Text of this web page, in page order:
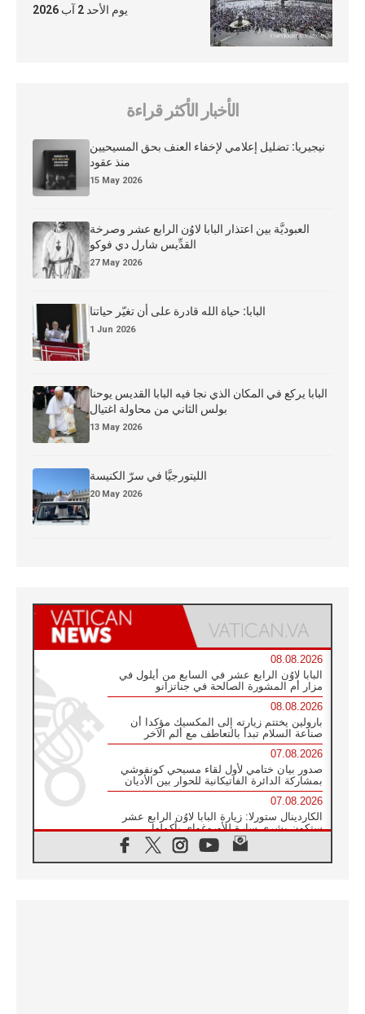
يوم الأحد 2 آب 2026
الأخبار الأكثر قراءة
نيجيريا: تضليل إعلامي لإخفاء العنف بحق المسيحيين
منذ عقود
15 May 2026
العبوديَّة بين اعتذار البابا لاوُن الرابع عشر وصرخة
القدِّيس شارل دي فوكو
27 May 2026
البابا: حياة الله قادرة على أن تغيّر حياتنا
1 Jun 2026
البابا يركع في المكان الذي نجا فيه البابا القديس يوحنا
بولس الثاني من محاولة اغتيال
13 May 2026
الليتورجيَّا في سرّ الكنيسة
20 May 2026
08.08.2026
البابا لاوُن الرابع عشر في السابع من أيلول في
مزار أم المشورة الصالحة في جناتزانو
08.08.2026
بارولين يختتم زيارته إلى المكسيك مؤكدا أن
صناعة السلام تبدأ بالتعاطف مع ألم الآخر
07.08.2026
صدور بيان ختامي لأول لقاء مسيحي كونفوشي
بمشاركة الدائرة الفاتيكانية للحوار بين الأديان
07.08.2026
الكاردينال ستورلا: زيارة البابا لاوُن الرابع عشر
ستكون بشرى سارة للأوروغواي بأكملها
الفاتيكان يعلن برنامج الزيارة الرسولية للبابا لاوُن